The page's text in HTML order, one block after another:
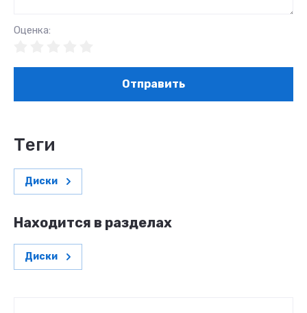
Оценка:
Отправить
теги
Диски
Находится в разделах
Диски